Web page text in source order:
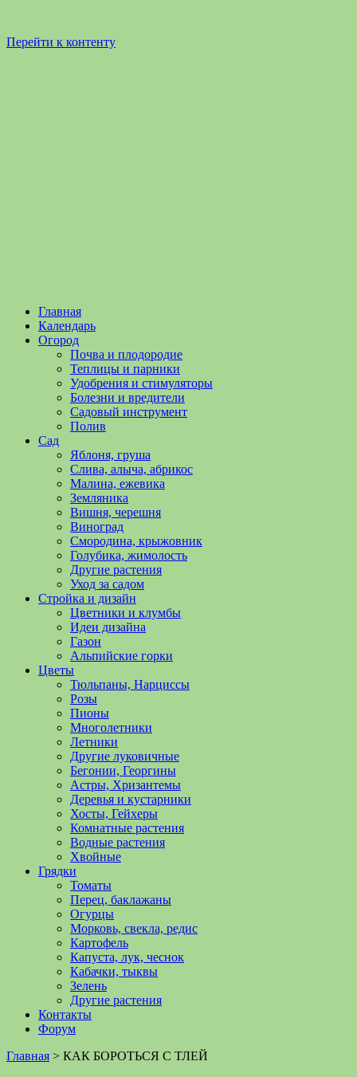
Перейти к контенту
Садоводство
Огородничество
Садоводство
огородничество
полезные
уходу
овощами,
растениями
Поможем
обустройстве
выращивании
Главная
Календарь
Огород
Почва и плодородие
Теплицы и парники
Удобрения и стимуляторы
Болезни и вредители
Садовый инструмент
Полив
Сад
Яблоня, груша
Слива, алыча, абрикос
Малина, ежевика
Земляника
Вишня, черешня
Виноград
Смородина, крыжовник
Голубика, жимолость
Другие растения
Уход за садом
Стройка и дизайн
Цветники и клумбы
Идеи дизайна
Газон
Альпийские горки
Цветы
Тюльпаны, Нарциссы
Розы
Пионы
Многолетники
Летники
Другие луковичные
Бегонии, Георгины
Астры, Хризантемы
Деревья и кустарники
Хосты, Гейхеры
Комнатные растения
Водные растения
Хвойные
Грядки
Томаты
Перец, баклажаны
Огурцы
Морковь, свекла, редис
Картофель
Капуста, лук, чеснок
Кабачки, тыквы
Зелень
Другие растения
Контакты
Форум
Главная > КАК БОРОТЬСЯ С ТЛЕЙ